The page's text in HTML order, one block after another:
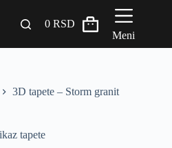
i Police
0RSD
Meni
3D tapete – Storm granit